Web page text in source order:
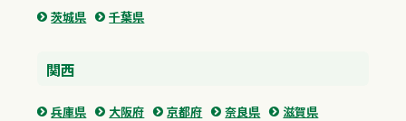
茨城県
千葉県
関西
兵庫県 大阪府 京都府 奈良県
滋賀県